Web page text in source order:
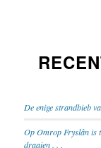
De enige strandbieb
Op Omrop Fryslân is
draaien . . .